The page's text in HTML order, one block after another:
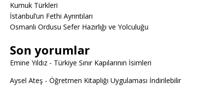
Kumuk Türkleri
İstanbul’un Fethi Ayrıntıları
Osmanlı Ordusu Sefer Hazırlığı ve Yolculuğu
Son yorumlar
Emine Yıldız - Türkiye Sınır Kapılarının İsimleri
Aysel Ateş - Öğretmen Kitaplığı Uygulaması İndirilebilir